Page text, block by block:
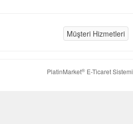
Müşteri Hizmetleri
PlatinMarket®E-Ticaret Sistemi